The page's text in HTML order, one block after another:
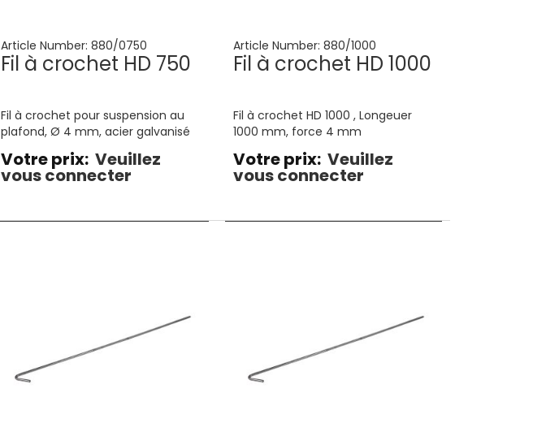
Article Number: 880/0750
Fil à crochet HD 750
Fil à crochet pour suspension au
plafond, Ø 4 mm, acier galvanisé
Votre prix: Veuillez
vous connecter
Article Number: 880/1000
Fil à crochet HD 1000
Fil à crochet HD 1000 , Longeuer
1000 mm, force 4 mm
Votre prix: Veuillez
vous connecter